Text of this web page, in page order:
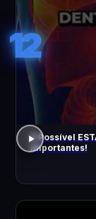
12
É Possível
Importantes!